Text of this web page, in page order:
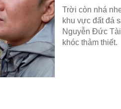
Trời còn nhá
khu vực đất đá
Nguyễn Đức
khóc thảm thiết.